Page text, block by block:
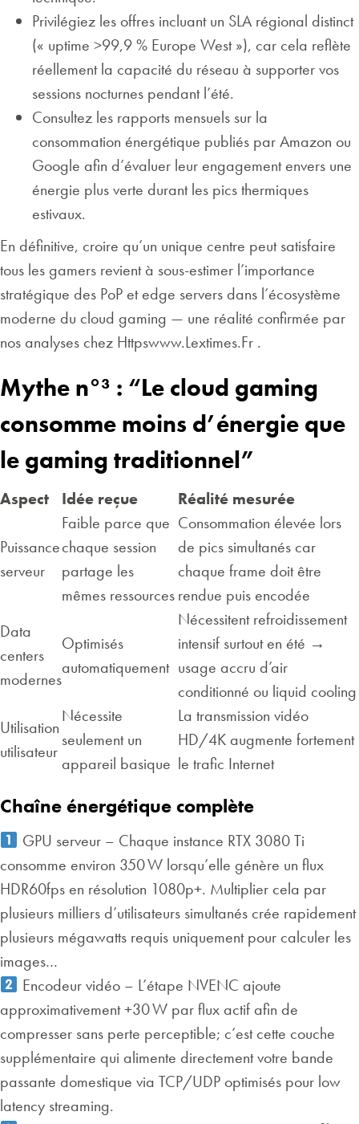
Privilégiez les offres incluant un SLA régional distinct
(« uptime >99,9 % Europe West »), car cela reflète
réellement la capacité du réseau à supporter vos
sessions nocturnes pendant l’été.
Consultez les rapports mensuels sur la
consommation énergétique publiés par Amazon ou
Google afin d’évaluer leur engagement envers une
énergie plus verte durant les pics thermiques
estivaux.
En définitive, croire qu’un unique centre peut satisfaire
tous les gamers revient à sous-estimer l’importance
stratégique des PoP et edge servers dans l’écosystème
moderne du cloud gaming — une réalité confirmée par
nos analyses chez Httpswww.Lextimes.Fr .
Mythe n°³ : “Le cloud gaming
consomme moins d’énergie que
le gaming traditionnel”
Aspect Idée reçue Réalité mesurée
Puissance
serveur
Faible parce que
chaque session
partage les
mêmes ressources
Consommation élevée lors
de pics simultanés car
chaque frame doit être
rendue puis encodée
Data
centers
modernes
Optimisés
automatiquement
Nécessitent refroidissement
intensif surtout en été →
usage accru d’air
conditionné ou liquid cooling
Utilisation
utilisateur
Nécessite
seulement un
appareil basique
La transmission vidéo
HD/4K augmente fortement
le trafic Internet
Chaîne énergétique complète
GPU serveur – Chaque instance RTX 3080 Ti
consomme environ 350 W lorsqu’elle génère un flux
HDR60fps en résolution 1080p+. Multiplier cela par
plusieurs milliers d’utilisateurs simultanés crée rapidement
plusieurs mégawatts requis uniquement pour calculer les
images…
Encodeur vidéo – L’étape NVENC ajoute
approximativement +30 W par flux actif afin de
compresser sans perte perceptible; c’est cette couche
supplémentaire qui alimente directement votre bande
passante domestique via TCP/UDP optimisés pour low
latency streaming.